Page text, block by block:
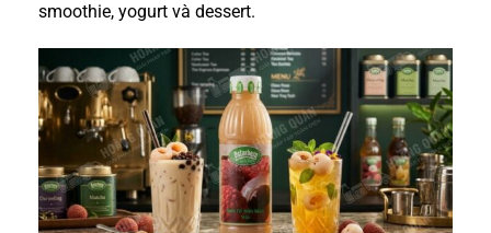
smoothie, yogurt và dessert.